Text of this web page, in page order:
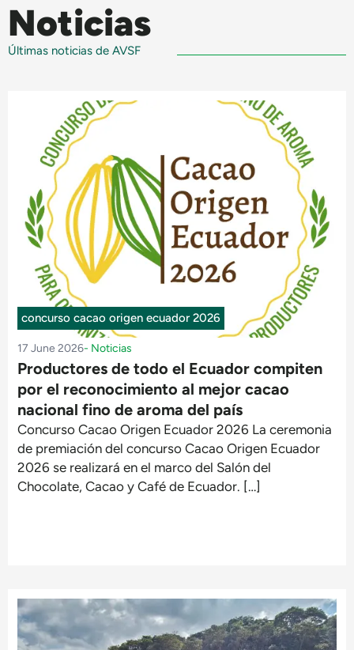
Noticias
Últimas noticias de AVSF
concurso cacao origen ecuador 2026
17 June 2026- Noticias
Productores de todo el Ecuador compiten
por el reconocimiento al mejor cacao
nacional fino de aroma del país
Concurso Cacao Origen Ecuador 2026 La ceremonia
de premiación del concurso Cacao Origen Ecuador
2026 se realizará en el marco del Salón del
Chocolate, Cacao y Café de Ecuador. […]